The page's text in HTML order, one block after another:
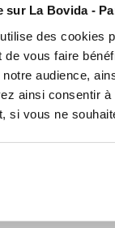
sur La Bovida -
des cookies
de vous faire
audience,
ainsi consentir
si vous ne
(éviter